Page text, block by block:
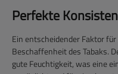
Perfekte
Ein entscheidender Faktor
Beschaffenheit des Tabaks.
gute Feuchtigkeit, was eine